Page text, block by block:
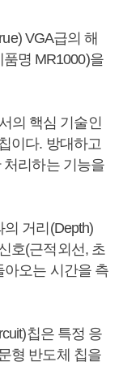
VGA급의 해
명 MR1000)을
의 핵심 기술인
이다. 방대하고
처리하는 기능을
의 거리(Depth)
호(근적외선, 초
아오는 시간을 측
칩은 특정 응
형 반도체 칩을